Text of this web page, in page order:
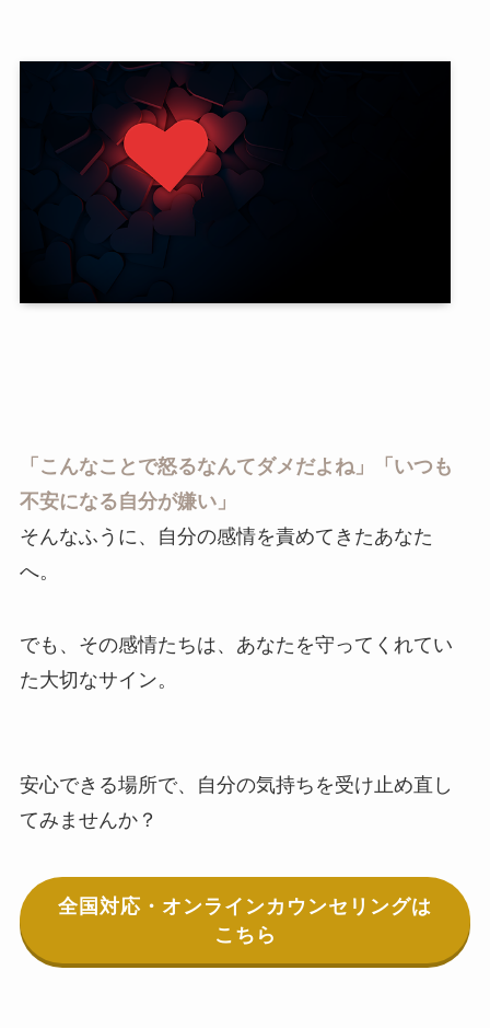
「こんなことで怒るなんてダメだよね」「いつも
不安になる自分が嫌い」
そんなふうに、自分の感情を責めてきたあなた
へ。
でも、その感情たちは、あなたを守ってくれてい
た大切なサイン。
安心できる場所で、自分の気持ちを受け止め直し
てみませんか？
全国対応・オンラインカウンセリングは
こちら